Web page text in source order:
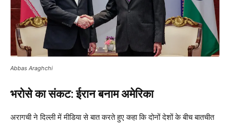
Abbas Araghchi
भरोसे का संकट: ईरान बनाम अमेरिका
अरागची ने दिल्ली में मीडिया से बात करते हुए कहा कि दोनों देशों के बीच बातचीत